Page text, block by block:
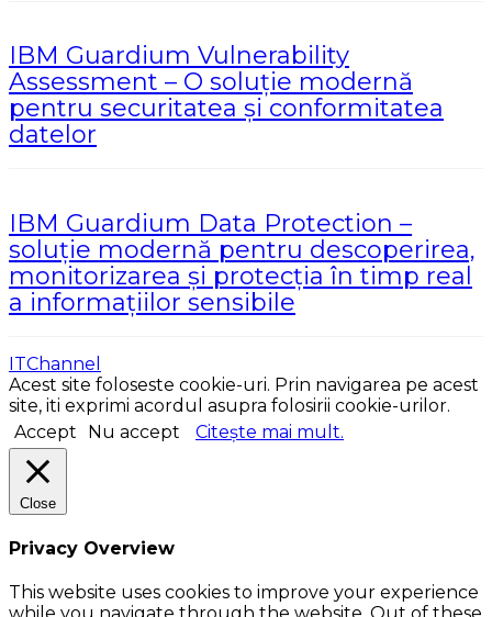
IBM Guardium Vulnerability
Assessment – O soluție modernă
pentru securitatea și conformitatea
datelor
IBM Guardium Data Protection –
soluție modernă pentru descoperirea,
monitorizarea și protecția în timp real
a informațiilor sensibile
ITChannel
Acest site foloseste cookie-uri. Prin navigarea pe acest
site, iti exprimi acordul asupra folosirii cookie-urilor.
Accept
Nu accept Citește mai mult.
Close
Privacy Overview
This website uses cookies to improve your experience